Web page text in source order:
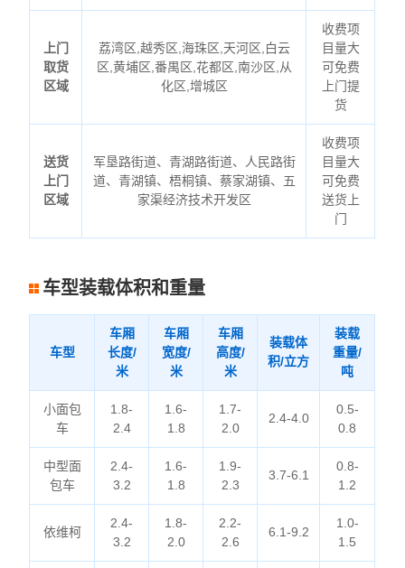
上门
取货
区域
荔湾区,越秀区,海珠区,天河区,白云
区,黄埔区,番禺区,花都区,南沙区,从
化区,增城区
收费项
目量大
可免费
上门提
货
送货
上门
区域
军垦路街道、青湖路街道、人民路街
道、青湖镇、梧桐镇、蔡家湖镇、五
家渠经济技术开发区
收费项
目量大
可免费
送货上
门
车型装载体积和重量
车型
车厢
长度/
米
车厢
宽度/
米
车厢
高度/
米
装载体
积/立方
装载
重量/
吨
小面包
车
1.8-
2.4
1.6-
1.8
1.7-
2.0
2.4-4.0
0.5-
0.8
中型面
包车
2.4-
3.2
1.6-
1.8
1.9-
2.3
3.7-6.1
0.8-
1.2
依维柯
2.4-
3.2
1.8-
2.0
2.2-
2.6
6.1-9.2
1.0-
1.5